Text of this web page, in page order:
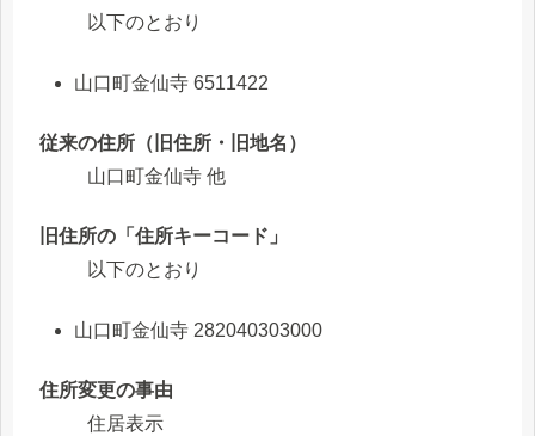
以下のとおり
山口町金仙寺 6511422
従来の住所（旧住所・旧地名）
山口町金仙寺 他
旧住所の「住所キーコード」
以下のとおり
山口町金仙寺 282040303000
住所変更の事由
住居表示